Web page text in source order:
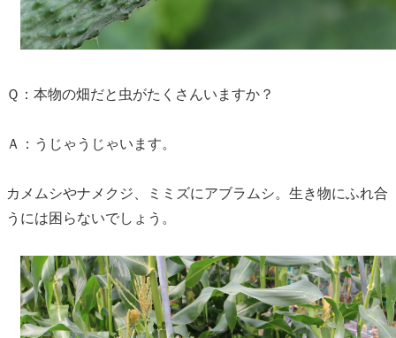
Ｑ：本物の畑だと虫がたくさんいますか？
Ａ：うじゃうじゃいます。
カメムシやナメクジ、ミミズにアブラムシ。生き物にふれ合
うには困らないでしょう。